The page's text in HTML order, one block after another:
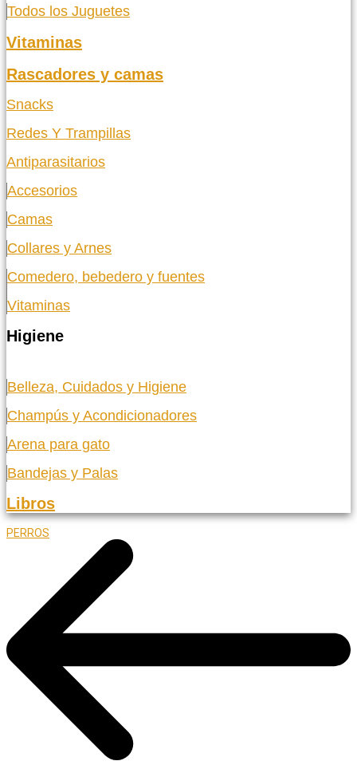
Todos los Juguetes
Vitaminas
Rascadores y camas
Snacks
Redes Y Trampillas
Antiparasitarios
Accesorios
Camas
Collares y Arnes
Comedero, bebedero y fuentes
Vitaminas
Higiene
Belleza, Cuidados y Higiene
Champús y Acondicionadores
Arena para gato
Bandejas y Palas
Libros
PERROS